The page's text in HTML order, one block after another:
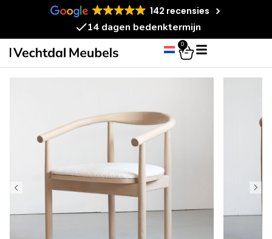
142 recensies
14 dagen bedenktermijn
0